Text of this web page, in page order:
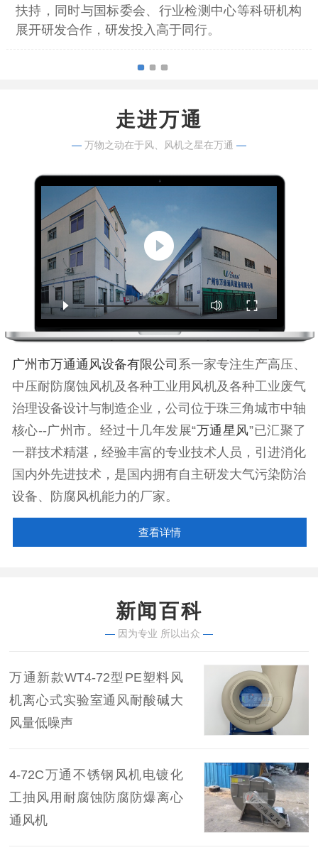
扶持，同时与国标委会、行业检测中心等科研机构
展开研发合作，研发投入高于同行。
走进万通
— 万物之动在于风、风机之星在万通 —
广州市万通通风设备有限公司 系一家专注生产高压、
中压耐防腐蚀风机及各种工业用风机及各种工业废气
治理设备设计与制造企业，公司位于珠三角城市中轴
核心--广州市。经过十几年发展“万通星风”已汇聚了
一群技术精湛，经验丰富的专业技术人员，引进消化
国内外先进技术，是国内拥有自主研发大气污染防治
设备、防腐风机能力的厂家。
查看详情
新闻百科
— 因为专业 所以出众 —
万通新款WT4-72型PE塑料风
机离心式实验室通风耐酸碱大
风量低噪声
4-72C万通不锈钢风机电镀化
工抽风用耐腐蚀防腐防爆离心
通风机